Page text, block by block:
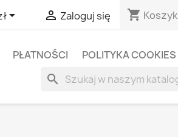
  Zaloguj się shopping_cart Koszyk
PŁATNOŚCI POLITYKA COOKIES
search